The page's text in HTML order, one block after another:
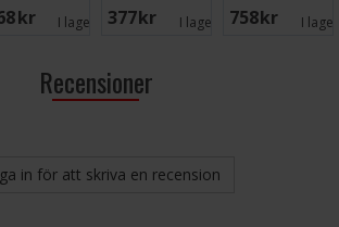
SEK I lager: 3
Patrol
377 SEK I lager:
Walls
758 SEK I
Recensioner
in för att skriva en recension